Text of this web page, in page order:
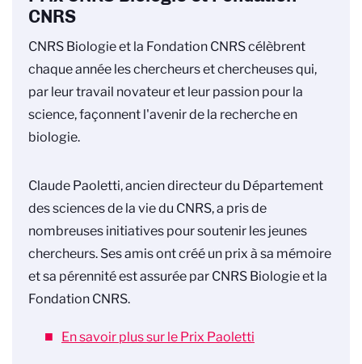
CNRS
CNRS Biologie et la Fondation CNRS célèbrent
chaque année les chercheurs et chercheuses qui,
par leur travail novateur et leur passion pour la
science, façonnent l'avenir de la recherche en
biologie.
Claude Paoletti, ancien directeur du Département
des sciences de la vie du CNRS, a pris de
nombreuses initiatives pour soutenir les jeunes
chercheurs. Ses amis ont créé un prix à sa mémoire
et sa pérennité est assurée par CNRS Biologie et la
Fondation CNRS.
En savoir plus sur le Prix Paoletti